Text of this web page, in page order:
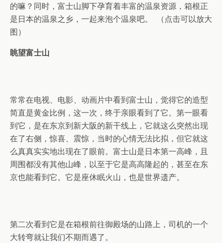
的嘛？同时，富士山脚下孕育着丰富的温泉资源，箱根正
是日本的温泉之乡，一起来泡个温泉吧。 （点击可以放大
图）
眺望富士山
常常在电视、电影、动画片中看到富士山，觉得它的造型
简直是黄金比例，这一次，终于亲眼看到了它。第一眼看
到它，是在东京到新大阪的新干线上，它就这么突然出现
在了右侧，惊喜、震惊，当时的心情无法比拟，但它就这
么真真实实地出现在了眼前。富士山是日本第一高峰，且
周围都没有其他山峰，以至于它是高高隆起的，甚至在东
京也能看到它。它是座休眠火山，也是世界遗产。
第二次看到它是在箱根前往御殿场的山路上，司机的一个
大转弯就让我们不期而遇了。